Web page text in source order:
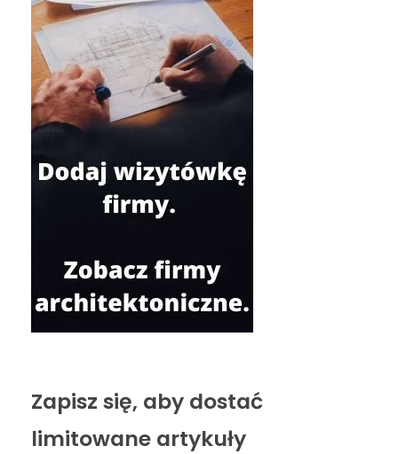
Zapisz się, aby dostać
limitowane artykuły